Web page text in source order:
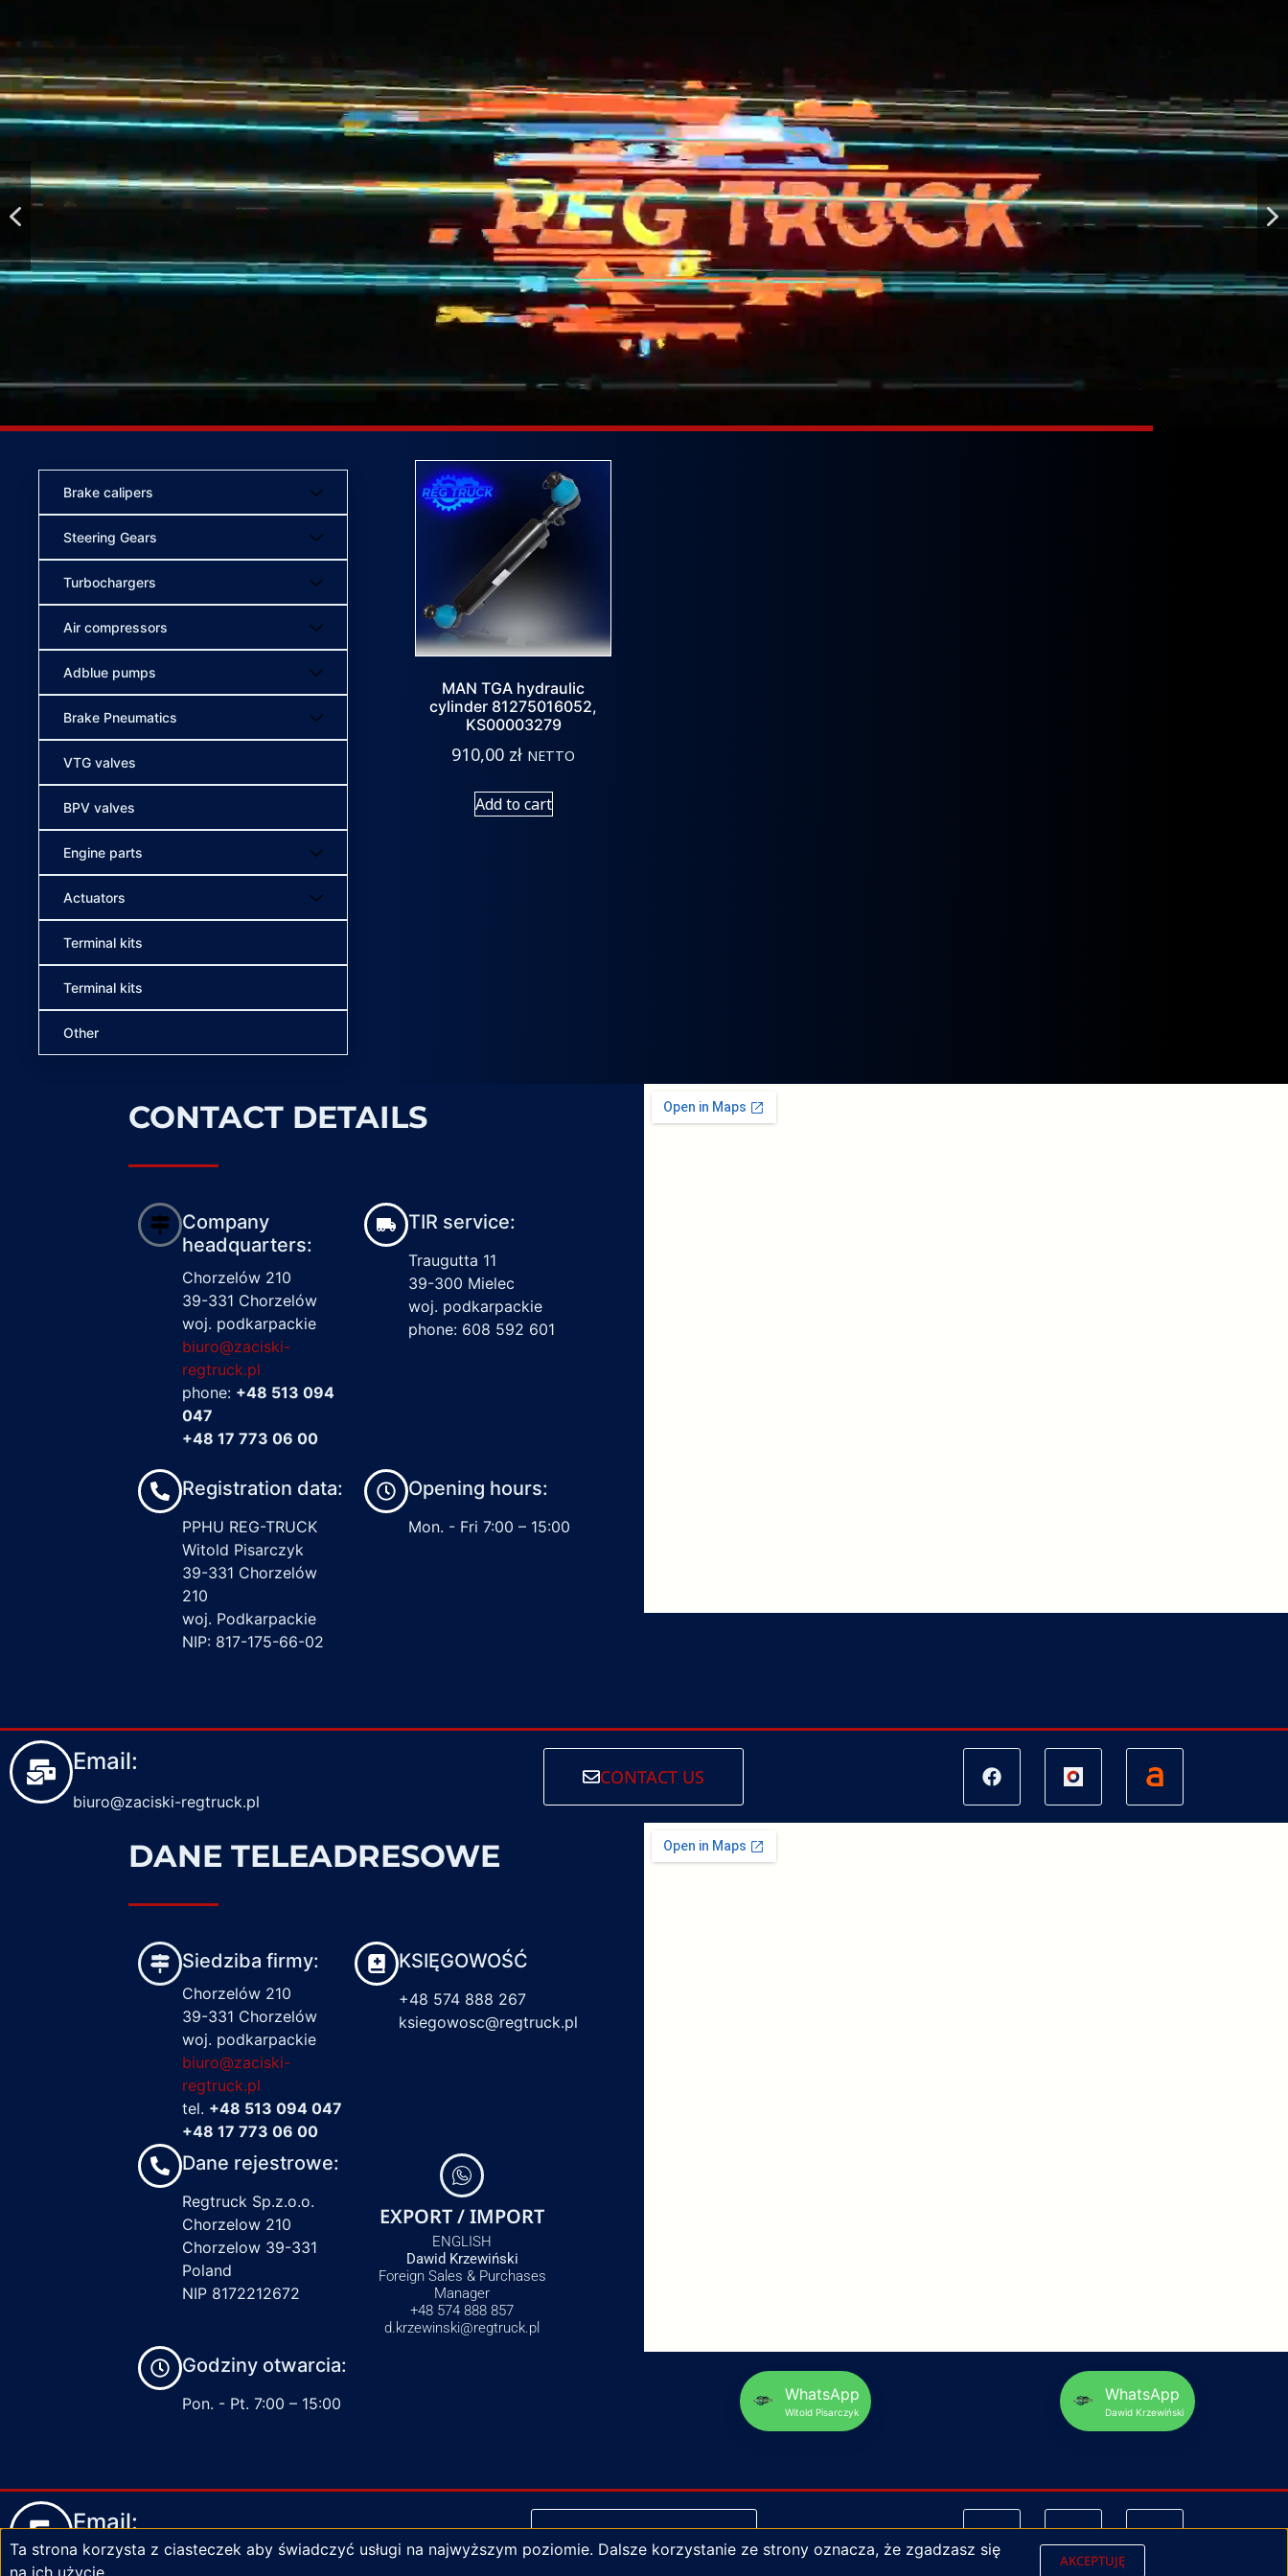
Brake calipers
Steering Gears
Turbochargers
Air compressors
Adblue pumps
Brake Pneumatics
VTG valves
BPV valves
Engine parts
Actuators
Terminal kits
Terminal kits
Other
MAN TGA hydraulic
cylinder 81275016052,
KS00003279
910,00 zł NETTO
Add to cart
CONTACT DETAILS
Company
headquarters:
Chorzelów 210
39-331 Chorzelów
woj. podkarpackie
biuro@zaciski-
regtruck.pl
phone: +48 513 094
047
+48 17 773 06 00
TIR service:
Traugutta 11
39-300 Mielec
woj. podkarpackie
phone: 608 592 601
Registration data:
PPHU REG-TRUCK
Witold Pisarczyk
39-331 Chorzelów
210
woj. Podkarpackie
NIP: 817-175-66-02
Opening hours:
Mon. - Fri 7:00 – 15:00
Email:
biuro@zaciski-regtruck.pl
CONTACT US
DANE TELEADRESOWE
Siedziba firmy:
Chorzelów 210
39-331 Chorzelów
woj. podkarpackie
biuro@zaciski-
regtruck.pl
tel. +48 513 094 047
+48 17 773 06 00
KSIĘGOWOŚĆ
+48 574 888 267
ksiegowosc@regtruck.pl
Dane rejestrowe:
Regtruck Sp.z.o.o.
Chorzelow 210
Chorzelow 39-331
Poland
NIP 8172212672
EXPORT / IMPORT
ENGLISH
Dawid Krzewiński
Foreign Sales & Purchases
Manager
+48 574 888 857
d.krzewinski@regtruck.pl
Godziny otwarcia:
Pon. - Pt. 7:00 – 15:00
WhatsApp
Witold Pisarczyk
WhatsApp
Dawid Krzewiński
Email:
biuro@zaciski-regtruck.pl
NAPISZ DO NAS
Ta strona korzysta z ciasteczek aby świadczyć usługi na najwyższym poziomie. Dalsze korzystanie ze strony oznacza, że zgadzasz się
na ich użycie
AKCEPTUJĘ